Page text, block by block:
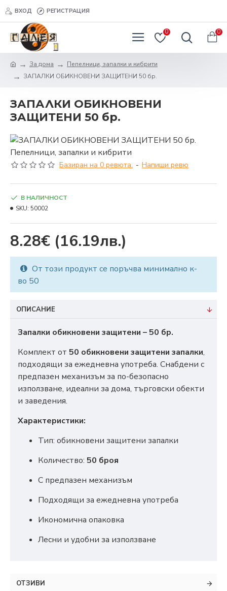
ВХОД РЕГИСТРАЦИЯ
0 0
За дома
Пепелници, запалки и кибрити
ЗАПАЛКИ ОБИКНОВЕНИ ЗАЩИТЕНИ 50 бр.
ЗАПАЛКИ ОБИКНОВЕНИ
ЗАЩИТЕНИ 50 бр.
Базиран на 0 ревюта. - Напиши ревю
8.28€ (16.19лв.)
В НАЛИЧНОСТ
SKU: 50002
От този продукт се поръчва минимално к-
во 50
ОПИСАНИЕ
Запалки обикновени защитени – 50 бр.
Комплект от 50 обикновени защитени запалки,
подходящи за ежедневна употреба. Снабдени с
предпазен механизъм за по-безопасно
използване, идеални за дома, търговски обекти
и заведения.
Характеристики:
Тип: обикновени защитени запалки
Количество: 50 броя
С предпазен механизъм
Подходящи за ежедневна употреба
Икономична опаковка
Лесни и удобни за използване
ОТЗИВИ